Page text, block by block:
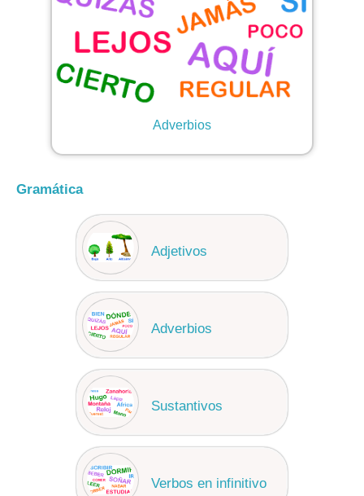
Adverbios
Gramática
Adjetivos
Adverbios
Sustantivos
Verbos en infinitivo